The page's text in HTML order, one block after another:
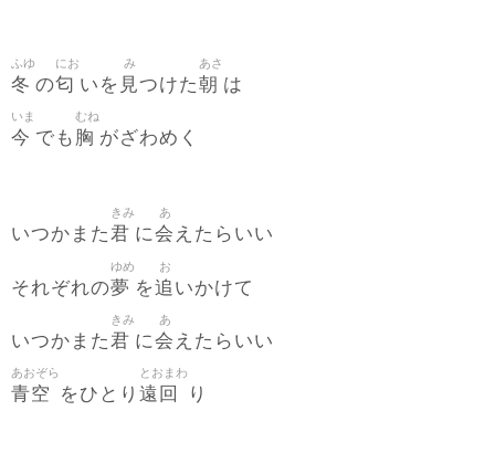
冬
ふゆ
の匂
にお
いを 見
み
つけた朝
あさ
は
今
いま
でも 胸
むね
がざわめく
いつかまた君
きみ
に会
あ
えたらいい
それぞれの夢
ゆめ
を追
お
いかけて
いつかまた君
きみ
に会
あ
えたらいい
青空
あおぞら
をひとり 遠回
とおまわ
り